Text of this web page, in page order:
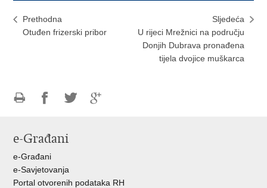
Prethodna
Otuđen frizerski pribor
Sljedeća
U rijeci Mrežnici na području
Donjih Dubrava pronađena
tijela dvojice muškarca
FacebookuTwitteru
e-Građani
e-Građani
e-Savjetovanja
Portal otvorenih podataka RH